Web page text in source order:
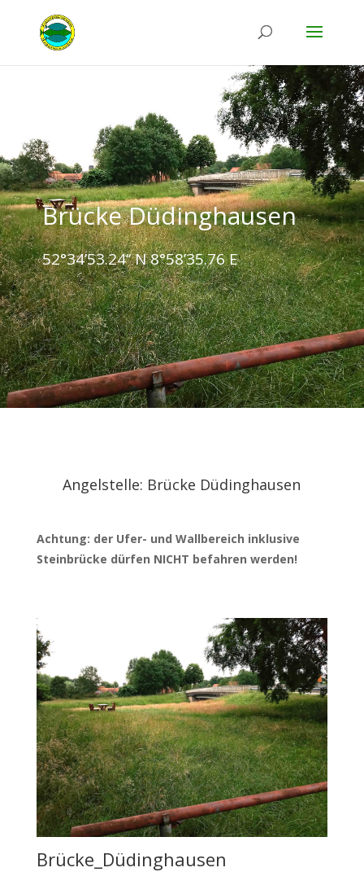
Brücke Düdinghausen
52°34’53.24‘‘ N 8°58’35.76 E
Angelstelle: Brücke Düdinghausen
Achtung: der Ufer- und Wallbereich inklusive
Steinbrücke dürfen NICHT befahren werden!
Brücke_Düdinghausen